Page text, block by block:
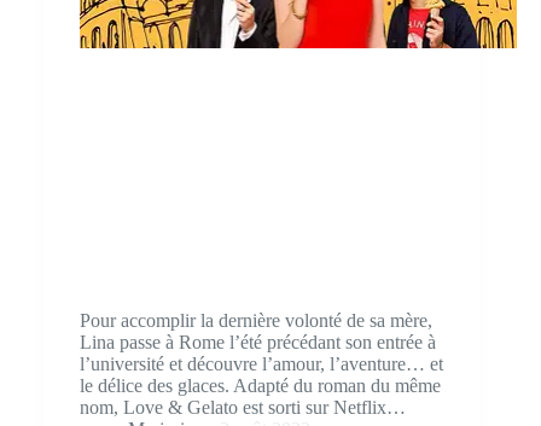
Pour accomplir la dernière volonté de sa mère,
Lina passe à Rome l’été précédant son entrée à
l’université et découvre l’amour, l’aventure… et
le délice des glaces. Adapté du roman du même
nom, Love & Gelato est sorti sur Netflix…